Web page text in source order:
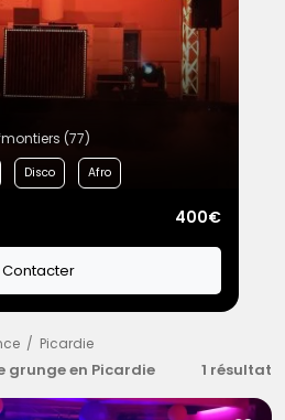
(77)
Disco Afro
400€
Contacter
Picardie
grunge en Picardie 1 résultat